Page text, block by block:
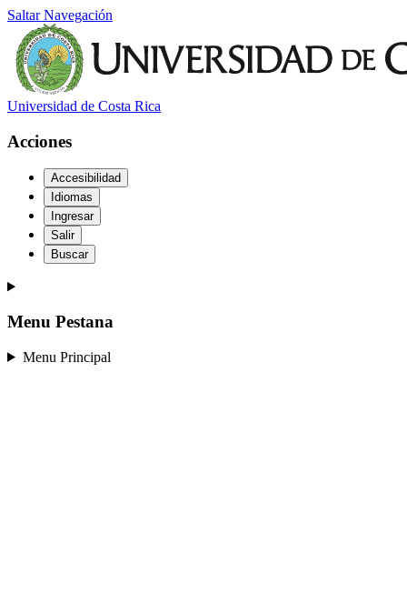
Saltar Navegación
Universidad de Costa Rica
Acciones
Accesibilidad
Idiomas
Ingresar
Salir
Buscar
Menu Pestana
Menu Principal